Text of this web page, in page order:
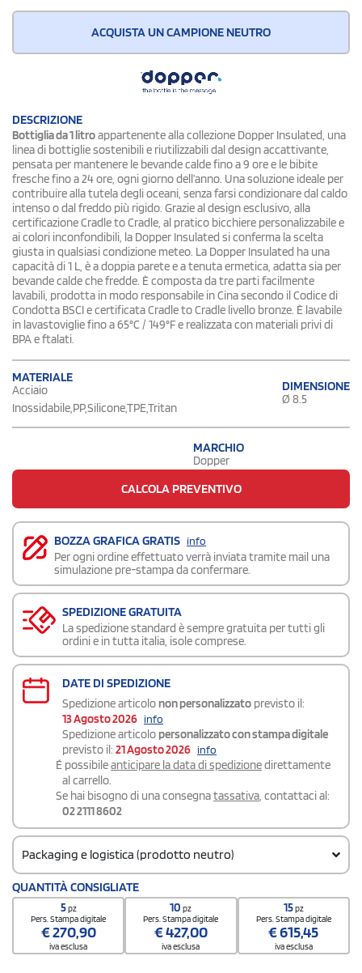
ACQUISTA UN CAMPIONE NEUTRO
DESCRIZIONE
Bottiglia da 1 litroappartenente alla collezione Dopper Insulated, una
linea di bottiglie sostenibili e riutilizzabili dal design accattivante,
pensata per mantenere le bevande calde fino a 9 ore e le bibite
fresche fino a 24 ore, ogni giorno dell’anno. Una soluzione ideale per
contribuire alla tutela degli oceani, senza farsi condizionare dal caldo
intenso o dal freddo più rigido. Grazie al design esclusivo, alla
certificazione Cradle to Cradle, al pratico bicchiere personalizzabile e
ai colori inconfondibili, la Dopper Insulated si conferma la scelta
giusta in qualsiasi condizione meteo. La Dopper Insulated ha una
capacità di 1 L, è a doppia parete e a tenuta ermetica, adatta sia per
bevande calde che fredde. È composta da tre parti facilmente
lavabili, prodotta in modo responsabile in Cina secondo il Codice di
Condotta BSCI e certificata Cradle to Cradle livello bronze. È lavabile
in lavastoviglie fino a 65°C / 149°F e realizzata con materiali privi di
BPA e ftalati.
MATERIALE
Acciaio
Inossidabile,PP,Silicone,TPE,Tritan
DIMENSIONE
Ø 8.5
MARCHIO
Dopper
CALCOLA PREVENTIVO
BOZZA GRAFICA GRATIS info
Per ogni ordine effettuato verrà inviata tramite mail una
simulazione pre-stampa da confermare.
SPEDIZIONE GRATUITA
La spedizione standard è sempre gratuita per tutti gli
ordini e in tutta italia, isole comprese.
DATE DI SPEDIZIONE
Spedizione articolo non personalizzato previsto il:
13 Agosto 2026 info
Spedizione articolo personalizzato con stampa digitale
previsto il: 21 Agosto 2026 info
É possibileanticipare la data di spedizionedirettamente
al carrello.
Se hai bisogno di una consegnatassativa, contattaci al:
02 2111 8602
Packaging e logistica (prodotto neutro)
Codice doganale
7310299000
Quantità per scatola
QUANTITÀ CONSIGLIATE
5pz
Pers. Stampa digitale
€270,90
iva esclusa
10pz
Pers. Stampa digitale
€427,00
iva esclusa
15pz
Pers. Stampa digitale
€615,45
iva esclusa